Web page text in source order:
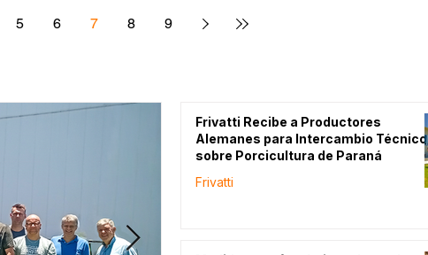
5 6 7 8 9
Frivatti Recibe a Productores
Alemanes para Intercambio Técnico
sobre Porcicultura de Paraná
Frivatti